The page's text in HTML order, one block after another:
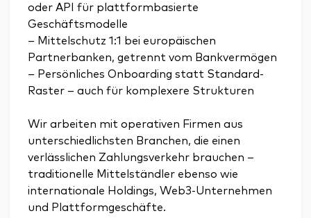
oder API für plattformbasierte
Geschäftsmodelle
– Mittelschutz 1:1 bei europäischen
Partnerbanken, getrennt vom Bankvermögen
– Persönliches Onboarding statt Standard-
Raster – auch für komplexere Strukturen
Wir arbeiten mit operativen Firmen aus
unterschiedlichsten Branchen, die einen
verlässlichen Zahlungsverkehr brauchen –
traditionelle Mittelständler ebenso wie
internationale Holdings, Web3-Unternehmen
und Plattformgeschäfte.